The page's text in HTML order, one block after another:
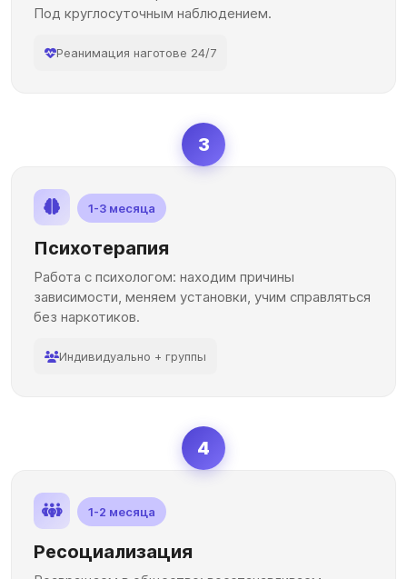
Под круглосуточным наблюдением.
Реанимация наготове 24/7
3
1-3 месяца
Психотерапия
Работа с психологом: находим причины
зависимости, меняем установки, учим справляться
без наркотиков.
Индивидуально + группы
4
1-2 месяца
Ресоциализация